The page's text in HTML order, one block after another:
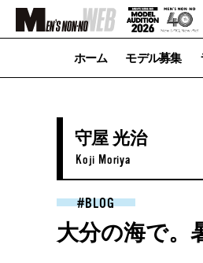
ホーム モデル募集
守屋 光治
Koji Moriya
BLOG
大分の海で。